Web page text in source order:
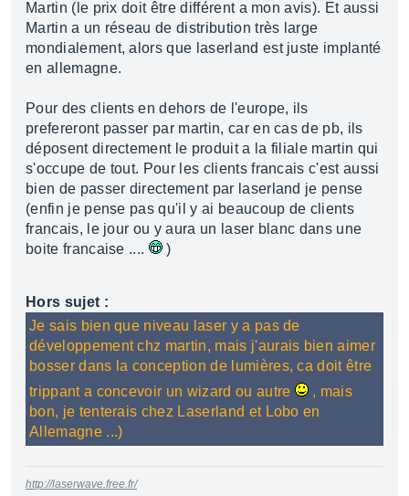
Martin (le prix doit être différent a mon avis). Et aussi
Martin a un réseau de distribution très large
mondialement, alors que laserland est juste implanté
en allemagne.
Pour des clients en dehors de l'europe, ils
prefereront passer par martin, car en cas de pb, ils
déposent directement le produit a la filiale martin qui
s'occupe de tout. Pour les clients francais c'est aussi
bien de passer directement par laserland je pense
(enfin je pense pas qu'il y ai beaucoup de clients
francais, le jour ou y aura un laser blanc dans une
boite francaise ....
)
Hors sujet :
Je sais bien que niveau laser y a pas de
développement chz martin, mais j'aurais bien aimer
bosser dans la conception de lumières, ca doit être
trippant a concevoir un wizard ou autre
, mais
bon, je tenterais chez Laserland et Lobo en
Allemagne ...)
http://laserwave.free.fr/